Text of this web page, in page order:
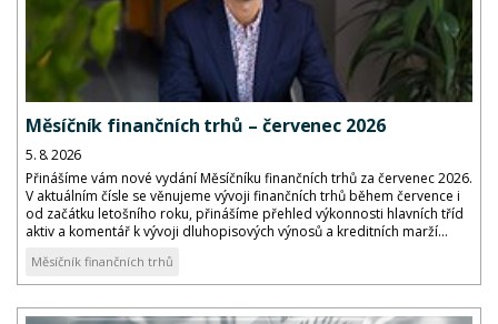
Měsíčník finančních trhů – červenec 2026
5. 8. 2026
Přinášíme vám nové vydání Měsíčníku finančních trhů za červenec 2026.
V aktuálním čísle se věnujeme vývoji finančních trhů během července i
od začátku letošního roku, přinášíme přehled výkonnosti hlavních tříd
aktiv a komentář k vývoji dluhopisových výnosů a kreditních marží...
Měsíčník finančních trhů